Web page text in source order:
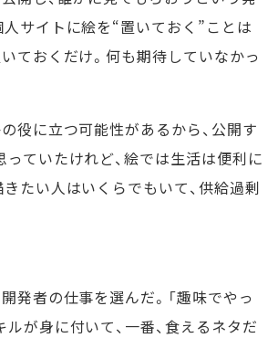
サイトに絵を“置いておく”ことは
ておくだけ。何も期待していなかっ
役に立つ可能性があるから、公開す
ていたけれど、絵では生活は便利に
たい人はいくらでもいて、供給過剰
発者の仕事を選んだ。「趣味でやっ
が身に付いて、一番、食えるネタだ